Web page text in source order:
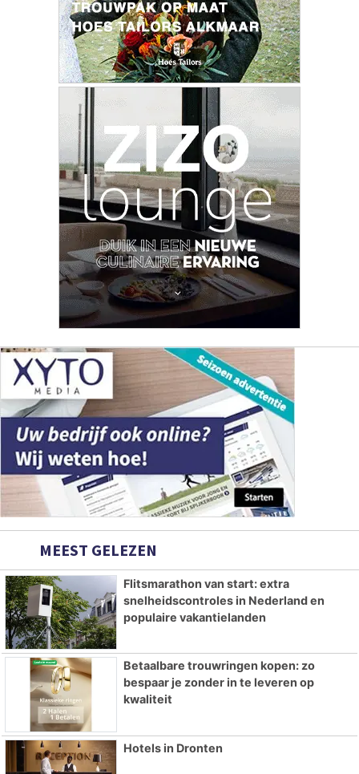
MEEST GELEZEN
Flitsmarathon van start: extra
snelheidscontroles in Nederland en
populaire vakantielanden
Betaalbare trouwringen kopen: zo
bespaar je zonder in te leveren op
kwaliteit
Hotels in Dronten